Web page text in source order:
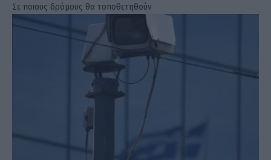
Σε ποιους δρόμους θα τοποθετηθούν